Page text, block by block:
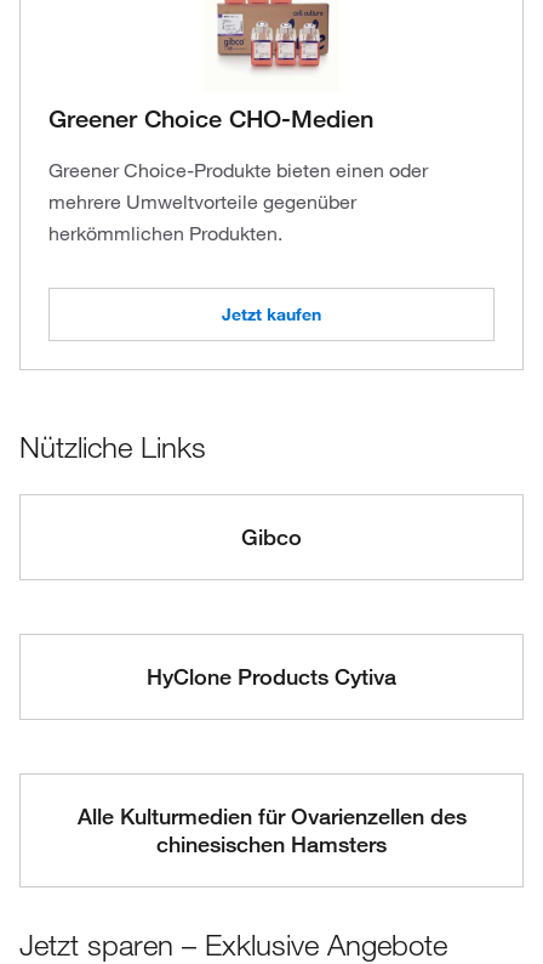
Greener Choice CHO-Medien
Greener Choice-Produkte bieten einen oder
mehrere Umweltvorteile gegenüber
herkömmlichen Produkten.
Jetzt kaufen
Nützliche Links
Gibco
HyClone Products Cytiva
Alle Kulturmedien für Ovarienzellen des
chinesischen Hamsters
Jetzt sparen – Exklusive Angebote